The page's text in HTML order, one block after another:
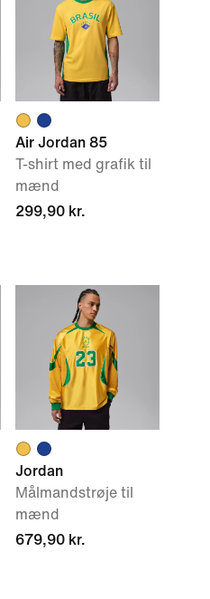
Air Jordan 85
T-shirt med grafik til
mænd
299,90 kr.
Jordan
Målmandstrøje til
mænd
679,90 kr.